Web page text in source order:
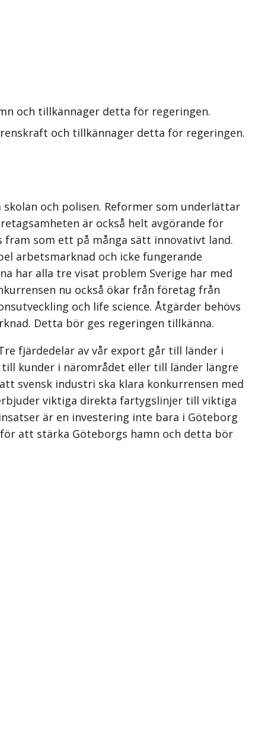
och tillkännager detta för regeringen.
och tillkännager detta för regeringen.
och polisen. Reformer som underlättar
är också helt avgörande för
som ett på många sätt innovativt land.
arbetsmarknad och icke fungerande
har alla tre visat problem Sverige har med
nu också ökar från företag från
och life science. Åtgärder behövs
Detta bör ges regeringen tillkänna.
fjärdedelar av vår export går till länder i
kunder i närområdet eller till länder längre
svensk industri ska klara konkurrensen med
viktiga direkta fartygslinjer till viktiga
är en investering inte bara i Göteborg
att stärka Göteborgs hamn och detta bör